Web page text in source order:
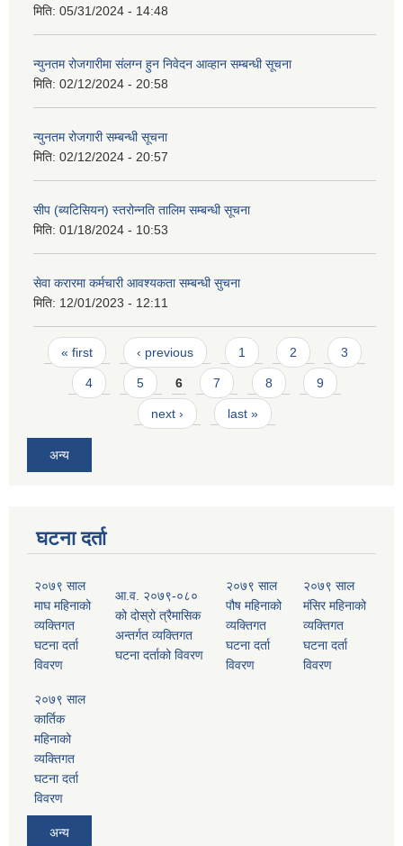
मिति: 05/31/2024 - 14:48
न्युनतम रोजगारीमा संलग्न हुन निवेदन आव्हान सम्बन्धी सूचना
मिति: 02/12/2024 - 20:58
न्युनतम रोजगारी सम्बन्धी सूचना
मिति: 02/12/2024 - 20:57
सीप (ब्यटिसियन) स्तरोन्नति तालिम सम्बन्धी सूचना
मिति: 01/18/2024 - 10:53
सेवा करारमा कर्मचारी आवश्यकता सम्बन्धी सुचना
मिति: 12/01/2023 - 12:11
Pages
« first ‹ previous 1 2 3
4 5 6 7 8 9
next › last »
अन्य
घटना दर्ता
२०७९ साल
माघ महिनाको
व्यक्तिगत
घटना दर्ता
विवरण
आ.व. २०७९-०८०
को दोस्रो त्रैमासिक
अन्तर्गत व्यक्तिगत
घटना दर्ताको विवरण
२०७९ साल
पौष महिनाको
व्यक्तिगत
घटना दर्ता
विवरण
२०७९ साल
मंसिर महिनाको
व्यक्तिगत
घटना दर्ता
विवरण
२०७९ साल
कार्तिक
महिनाको
व्यक्तिगत
घटना दर्ता
विवरण
अन्य